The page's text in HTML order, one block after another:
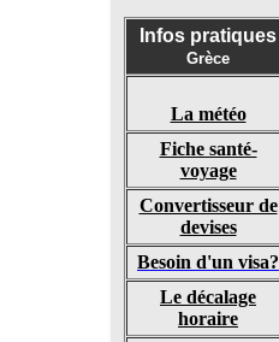
Infos pratiques
Grèce
La météo
Fiche santé-
voyage
Convertisseur de
devises
Besoin d'un visa?
Le décalage
horaire